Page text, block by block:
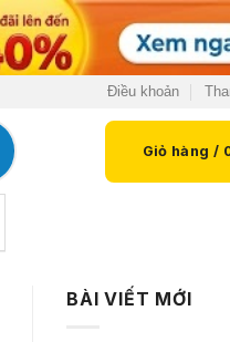
Điều khoản
Giỏ hàng /
BÀI VIẾT MỚI